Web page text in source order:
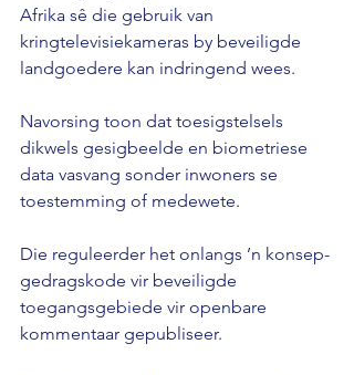
Afrika sê die gebruik van
kringtelevisiekameras by beveiligde
landgoedere kan indringend wees.
Navorsing toon dat toesigstelsels
dikwels gesigbeelde en biometriese
data vasvang sonder inwoners se
toestemming of medewete.
Die reguleerder het onlangs ’n konsep-
gedragskode vir beveiligde
toegangsgebiede vir openbare
kommentaar gepubliseer.